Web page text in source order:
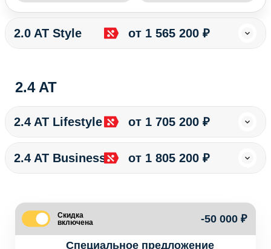
2.0 AT Style от 1 565 200 ₽
2.4 AT
2.4 AT Lifestyle от 1 705 200 ₽
2.4 AT Business от 1 805 200 ₽
Скидка
включена
-50 000 ₽
Специальное предложение